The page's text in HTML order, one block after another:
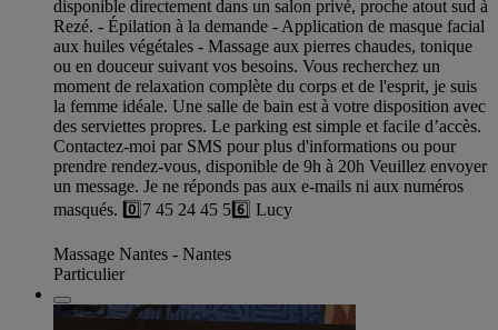
disponible directement dans un salon privé, proche atout sud à
Rezé. - Épilation à la demande - Application de masque facial
aux huiles végétales - Massage aux pierres chaudes, tonique
ou en douceur suivant vos besoins. Vous recherchez un
moment de relaxation complète du corps et de l'esprit, je suis
la femme idéale. Une salle de bain est à votre disposition avec
des serviettes propres. Le parking est simple et facile d’accès.
Contactez-moi par SMS pour plus d'informations ou pour
prendre rendez-vous, disponible de 9h à 20h Veuillez envoyer
un message. Je ne réponds pas aux e-mails ni aux numéros
masqués. 0️⃣7 45 24 45 56️⃣ Lucy
Massage Nantes - Nantes
Particulier